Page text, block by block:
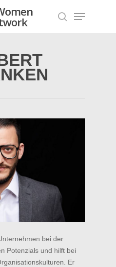
to close
bei der
Potenzials und hilft bei
Er